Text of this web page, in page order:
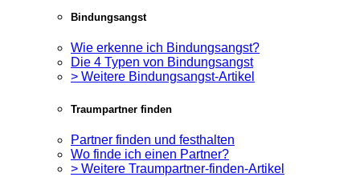
Bindungsangst
Wie erkenne ich Bindungsangst?
Die 4 Typen von Bindungsangst
> Weitere Bindungsangst-Artikel
Traumpartner finden
Partner finden und festhalten
Wo finde ich einen Partner?
> Weitere Traumpartner-finden-Artikel